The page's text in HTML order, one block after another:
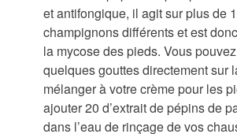
et antifongique, il agit sur plus de
champignons différents et est
la mycose des pieds. Vous
quelques gouttes directement sur
mélanger à votre crème pour les
ajouter 20 d’extrait de pépins de
dans l’eau de rinçage de vos